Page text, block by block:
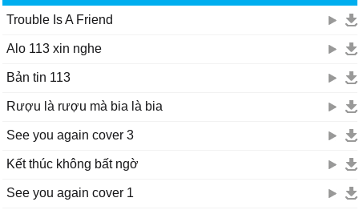
Trouble Is A Friend
Alo 113 xin nghe
Bản tin 113
Rượu là rượu mà bia là bia
See you again cover 3
Kết thúc không bất ngờ
See you again cover 1